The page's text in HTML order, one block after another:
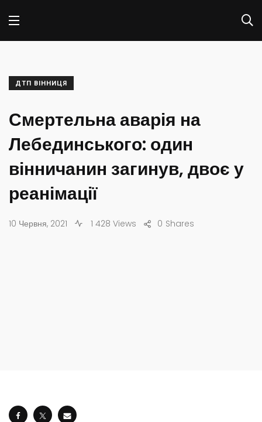
ДТП ВІННИЦЯ
​Смертельна аварія на
Лебединського: один
вінничанин загинув, двоє у
реанімації
10 Червня, 2021 1 428 Views Shares
0